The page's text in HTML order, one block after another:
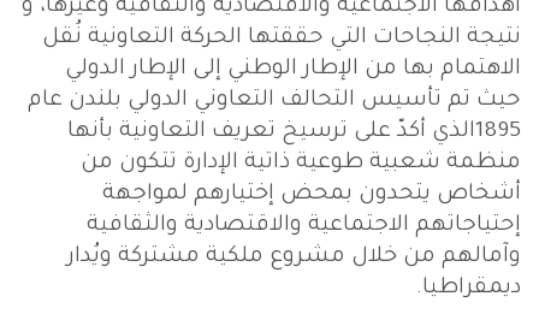
أهدافها الاجتماعية والاقتصادية والثقافية وغيرها، و
نتيجة النجاحات التي حققتها الحركة التعاونية نُقل
الاهتمام بها من الإطار الوطني إلى الإطار الدولي
حيث تم تأسيس التحالف التعاوني الدولي بلندن عام
1895الذي أكدّ على ترسيخ تعريف التعاونية بأنها
منظمة شعبية طوعية ذاتية الإدارة تتكون من
أشخاص يتحدون بمحض إختيارهم لمواجهة
إحتياجاتهم الاجتماعية والاقتصادية والثقافية
وآمالهم من خلال مشروع ملكية مشتركة ويُدار
ديمقراطيا.